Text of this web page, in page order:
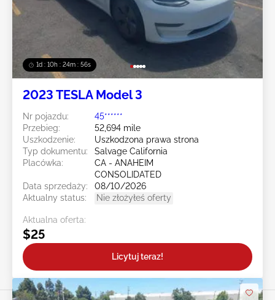
1d : 10h : 24m : 54s
2023 TESLA Model 3
Nr pojazdu:
45******
Przebieg:
52,694 mile
Uszkodzenie:
Uszkodzona prawa strona
Typ dokumentu:
Salvage California
Placówka:
CA - ANAHEIM
CONSOLIDATED
Data sprzedaży:
08/10/2026
Aktualny status:
Nie złożyłeś oferty
Aktualna oferta:
$25
Licytuj teraz!